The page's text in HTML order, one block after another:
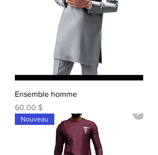
Ensemble homme
Prix
60,00 $
Nouveau